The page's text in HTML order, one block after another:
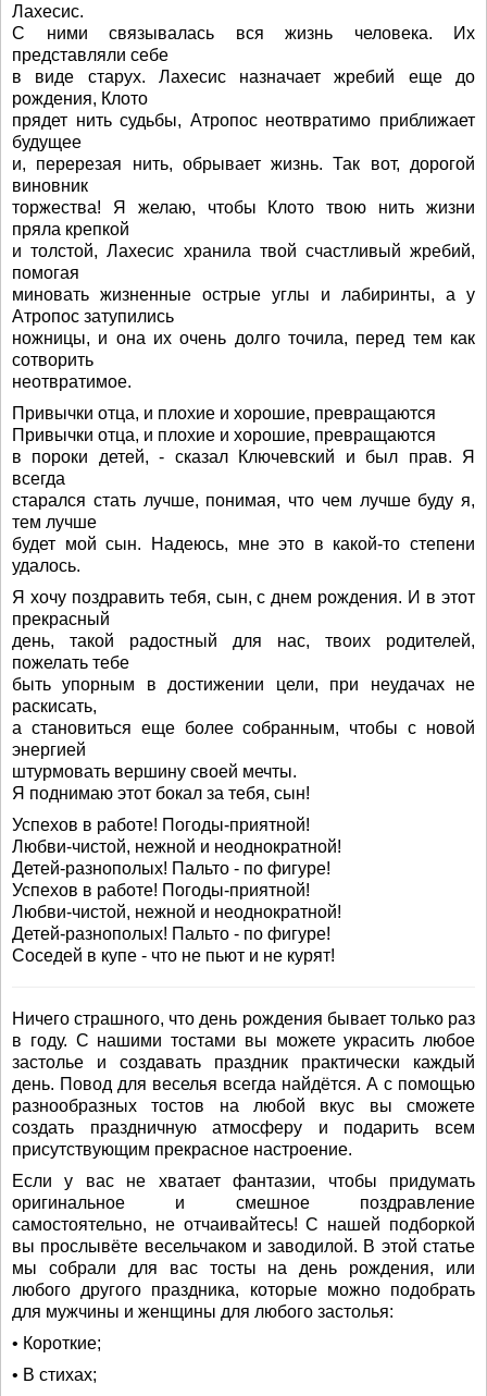
Лахесис.
С ними связывалась вся жизнь человека. Их
представляли себе
в виде старух. Лахесис назначает жребий еще до
рождения, Клото
прядет нить судьбы, Атропос неотвратимо приближает
будущее
и, перерезая нить, обрывает жизнь. Так вот, дорогой
виновник
торжества! Я желаю, чтобы Клото твою нить жизни
пряла крепкой
и толстой, Лахесис хранила твой счастливый жребий,
помогая
миновать жизненные острые углы и лабиринты, а у
Атропос затупились
ножницы, и она их очень долго точила, перед тем как
сотворить
неотвратимое.
Привычки отца, и плохие и хорошие, превращаются
Привычки отца, и плохие и хорошие, превращаются
в пороки детей, - сказал Ключевский и был прав. Я
всегда
старался стать лучше, понимая, что чем лучше буду я,
тем лучше
будет мой сын. Надеюсь, мне это в какой-то степени
удалось.
Я хочу поздравить тебя, сын, с днем рождения. И в этот
прекрасный
день, такой радостный для нас, твоих родителей,
пожелать тебе
быть упорным в достижении цели, при неудачах не
раскисать,
а становиться еще более собранным, чтобы с новой
энергией
штурмовать вершину своей мечты.
Я поднимаю этот бокал за тебя, сын!
Успехов в работе! Погоды-приятной!
Любви-чистой, нежной и неоднократной!
Детей-разнополых! Пальто - по фигуре!
Успехов в работе! Погоды-приятной!
Любви-чистой, нежной и неоднократной!
Детей-разнополых! Пальто - по фигуре!
Соседей в купе - что не пьют и не курят!
Ничего страшного, что день рождения бывает только раз
в году. С нашими тостами вы можете украсить любое
застолье и создавать праздник практически каждый
день. Повод для веселья всегда найдётся. А с помощью
разнообразных тостов на любой вкус вы сможете
создать праздничную атмосферу и подарить всем
присутствующим прекрасное настроение.
Если у вас не хватает фантазии, чтобы придумать
оригинальное и смешное поздравление
самостоятельно, не отчаивайтесь! С нашей подборкой
вы прослывёте весельчаком и заводилой. В этой статье
мы собрали для вас тосты на день рождения, или
любого другого праздника, которые можно подобрать
для мужчины и женщины для любого застолья:
• Короткие;
• В стихах;